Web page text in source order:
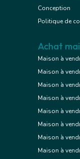
Conception
Politique de
Achat
Maison à
Maison à
Maison à
Maison à
Maison à
Maison à
Maison à
Maison à